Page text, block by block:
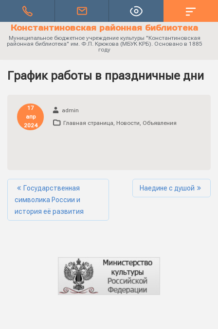
Константиновская районная библиотека
Муниципальное бюджетное учреждение культуры "Константиновская
районная библиотека" им. Ф.П. Крюкова (МБУК КРБ). Основано в 1885
году
График работы в праздничные дни
17
апр
2024
admin
Главная страница, Новости, Объявления
Государственная
символика России и
история её развития
Наедине с душой